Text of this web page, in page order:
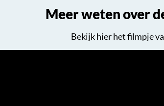
Meer weten over
Bekijk hier het filmpje